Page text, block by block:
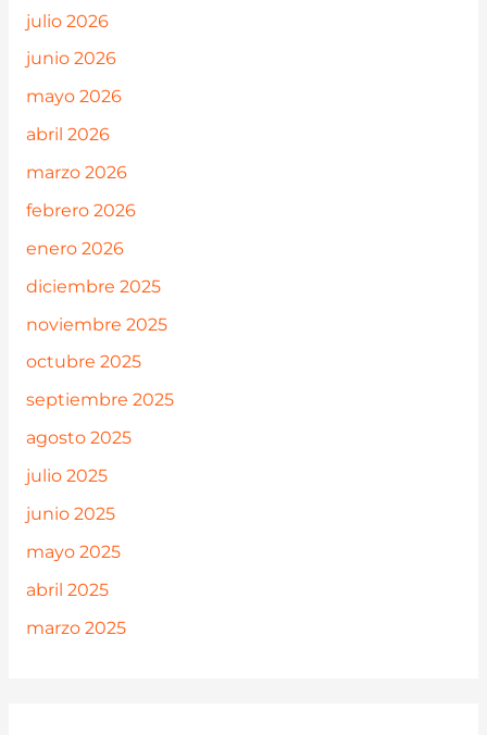
julio 2026
junio 2026
mayo 2026
abril 2026
marzo 2026
febrero 2026
enero 2026
diciembre 2025
noviembre 2025
octubre 2025
septiembre 2025
agosto 2025
julio 2025
junio 2025
mayo 2025
abril 2025
marzo 2025